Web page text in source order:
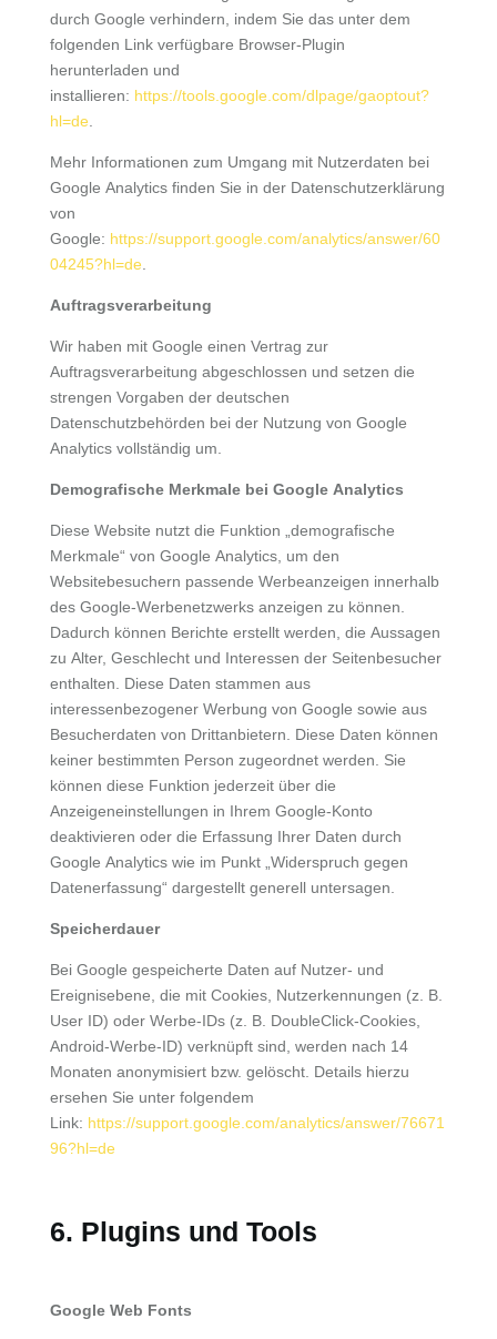
durch Google verhindern, indem Sie das unter dem
folgenden Link verfügbare Browser-Plugin
herunterladen und
installieren: https://tools.google.com/dlpage/gaoptout?
hl=de
Mehr Informationen zum Umgang mit Nutzerdaten bei
Google Analytics finden Sie in der Datenschutzerklärung
von
Google: https://support.google.com/analytics/answer/60
04245?hl=de
Auftragsverarbeitung
Wir haben mit Google einen Vertrag zur
Auftragsverarbeitung abgeschlossen und setzen die
strengen Vorgaben der deutschen
Datenschutzbehörden bei der Nutzung von Google
Analytics vollständig um.
Demografische Merkmale bei Google Analytics
Diese Website nutzt die Funktion „demografische
Merkmale“ von Google Analytics, um den
Websitebesuchern passende Werbeanzeigen innerhalb
des Google-Werbenetzwerks anzeigen zu können.
Dadurch können Berichte erstellt werden, die Aussagen
zu Alter, Geschlecht und Interessen der Seitenbesucher
enthalten. Diese Daten stammen aus
interessenbezogener Werbung von Google sowie aus
Besucherdaten von Drittanbietern. Diese Daten können
keiner bestimmten Person zugeordnet werden. Sie
können diese Funktion jederzeit über die
Anzeigeneinstellungen in Ihrem Google-Konto
deaktivieren oder die Erfassung Ihrer Daten durch
Google Analytics wie im Punkt „Widerspruch gegen
Datenerfassung“ dargestellt generell untersagen.
Speicherdauer
Bei Google gespeicherte Daten auf Nutzer- und
Ereignisebene, die mit Cookies, Nutzerkennungen (z. B.
User ID) oder Werbe-IDs (z. B. DoubleClick-Cookies,
Android-Werbe-ID) verknüpft sind, werden nach 14
Monaten anonymisiert bzw. gelöscht. Details hierzu
ersehen Sie unter folgendem
Link: https://support.google.com/analytics/answer/76671
96?hl=de
6. Plugins und Tools
Google Web Fonts